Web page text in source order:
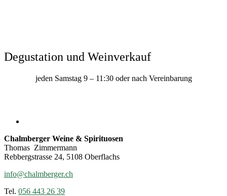
Degustation und Weinverkauf
jeden Samstag 9 – 11:30 oder nach Vereinbarung
Chalmberger Weine & Spirituosen
Thomas Zimmermann
Rebbergstrasse 24, 5108 Oberflachs
info@chalmberger.ch
Tel. 056 443 26 39